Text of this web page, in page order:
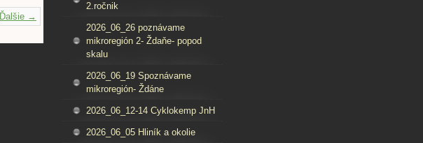
Ďalšie →
2.ročnik
2026_06_26 poznávame
mikroregión 2- Ždaňe- popod
skalu
2026_06_19 Spoznávame
mikroregión- Ždáne
2026_06_12-14 Cyklokemp JnH
2026_06_05 Hliník a okolie